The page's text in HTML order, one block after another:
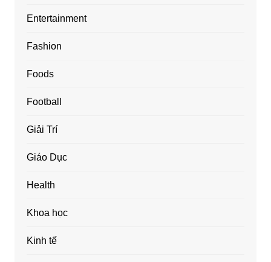
Entertainment
Fashion
Foods
Football
Giải Trí
Giáo Dục
Health
Khoa học
Kinh tế